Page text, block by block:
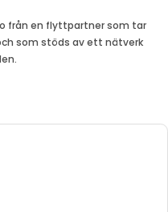
från en flyttpartner som tar
som stöds av ett nätverk